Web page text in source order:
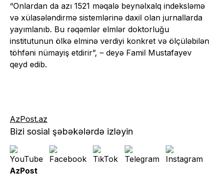
“Onlardan da azı 1521 məqalə beynəlxalq indeksləmə
və xülasələndirmə sistemlərinə daxil olan jurnallarda
yayımlanıb. Bu rəqəmlər elmlər doktorluğu
institutunun ölkə elminə verdiyi konkret və ölçüləbilən
töhfəni nümayiş etdirir”, – deyə Famil Mustafayev
qeyd edib.
AzPost.az
Bizi sosial şəbəkələrdə izləyin
AzPost